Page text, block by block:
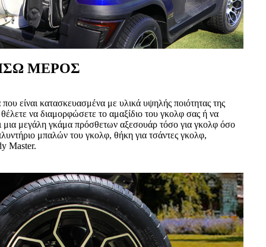
ΜΕΡΟΣ
είναι κατασκευασμένα με υλικά υψηλής ποιότητας της
να διαμορφώσετε το αμαξίδιο του γκολφ σας ή να
μια μεγάλη γκάμα πρόσθετων αξεσουάρ τόσο για γκολφ όσο
μπαλών του γκολφ, θήκη για τσάντες γκολφ,
Master.